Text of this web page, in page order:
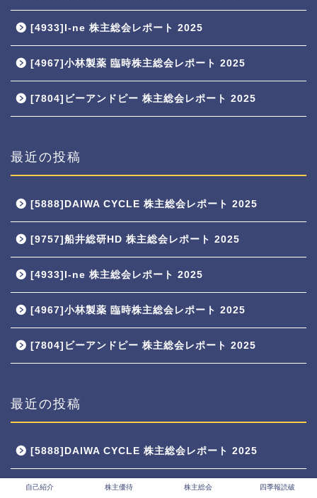
[4933]I-ne 株主総会レポート 2025
[4967]小林製薬 臨時株主総会レポート 2025
[7804]ビーアンドピー 株主総会レポート 2025
最近の投稿
[5888]DAIWA CYCLE 株主総会レポート 2025
[9757]船井総研HD 株主総会レポート 2025
[4933]I-ne 株主総会レポート 2025
[4967]小林製薬 臨時株主総会レポート 2025
[7804]ビーアンドピー 株主総会レポート 2025
最近の投稿
[5888]DAIWA CYCLE 株主総会レポート 2025
[9757]船井総研HD 株主総会レポート 2025
自己紹介 株主優待 株主総会 四季報読破